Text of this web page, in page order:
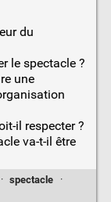
du
le spectacle ?
une
il respecter ?
va-t-il être
· spectacle
·